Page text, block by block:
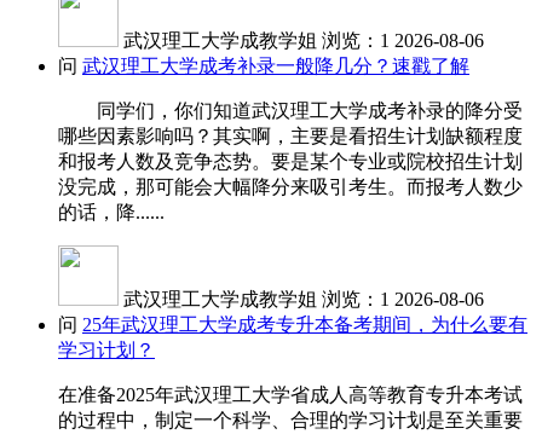
武汉理工大学成教学姐 浏览：1 2026-08-06
问 武汉理工大学成考补录一般降几分？速戳了解
同学们，你们知道武汉理工大学成考补录的降分受
哪些因素影响吗？其实啊，主要是看招生计划缺额程度
和报考人数及竞争态势。要是某个专业或院校招生计划
没完成，那可能会大幅降分来吸引考生。而报考人数少
的话，降......
武汉理工大学成教学姐 浏览：1 2026-08-06
问 25年武汉理工大学成考专升本备考期间，为什么要有
学习计划？
在准备2025年武汉理工大学省成人高等教育专升本考试
的过程中，制定一个科学、合理的学习计划是至关重要